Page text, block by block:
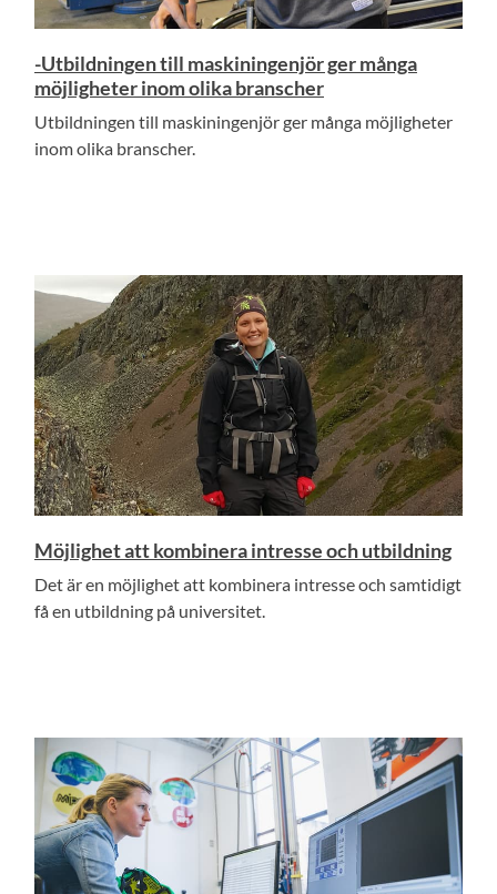
-Utbildningen till maskiningenjör ger många
möjligheter inom olika branscher
Utbildningen till maskiningenjör ger många möjligheter
inom olika branscher.
Möjlighet att kombinera intresse och utbildning
Det är en möjlighet att kombinera intresse och samtidigt
få en utbildning på universitet.